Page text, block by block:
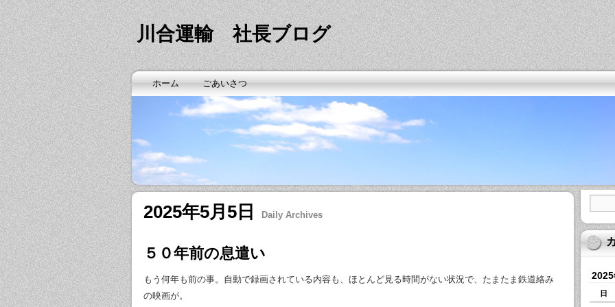
川合運輸 社長ブログ
ホーム ごあいさつ
2025年5月5日 Daily Archives
５０年前の息遣い
もう何年も前の事。自動で録画されている内容も、ほとんど見る時間がない状況で、たまたま鉄道絡み
の映画が。
日